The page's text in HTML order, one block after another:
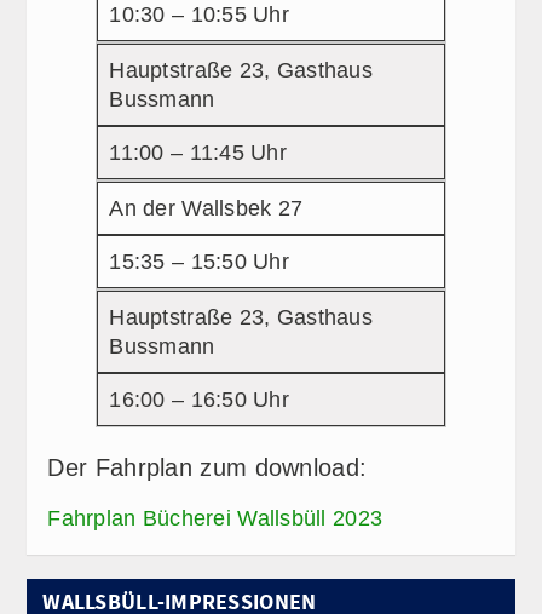
10:30 – 10:55 Uhr
Hauptstraße 23, Gasthaus
Bussmann
11:00 – 11:45 Uhr
An der Wallsbek 27
15:35 – 15:50 Uhr
Hauptstraße 23, Gasthaus
Bussmann
16:00 – 16:50 Uhr
Der Fahrplan zum download:
Fahrplan Bücherei Wallsbüll 2023
WALLSBÜLL-IMPRESSIONEN